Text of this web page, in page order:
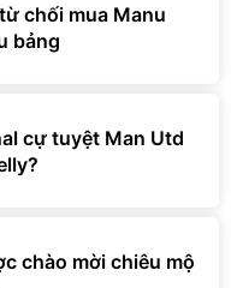
chối mua Manu
bảng
cự tuyệt Man Utd
chào mời chiêu mộ